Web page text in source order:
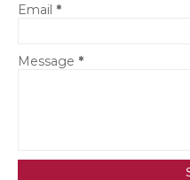
Email *
Message *